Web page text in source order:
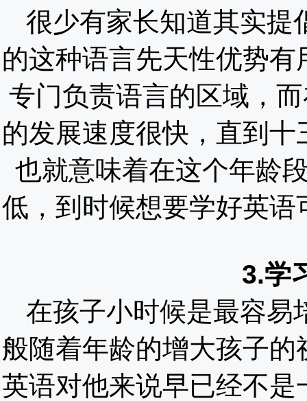
很少有家长知道其实提
的这种语言先天性优势
专门负责语言的区域，
的发展速度很快，直到
也就意味着在这个年龄
低，到时候想要学好英
3.学
在孩子小时候是最容易
般随着年龄的增大孩子
英语对他来说早已经不